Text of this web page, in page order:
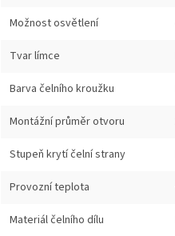
Možnost osvětlení
Tvar límce
Barva čelního kroužku
Montážní průměr otvoru
Stupeň krytí čelní strany
Provozní teplota
Materiál čelního dílu